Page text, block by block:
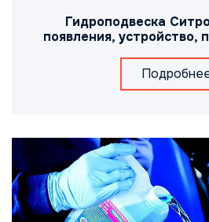
Гидроподвеска
появления, устройство,